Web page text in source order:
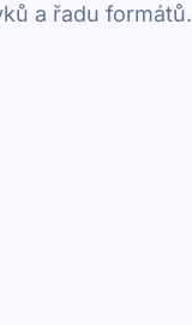
a řadu formátů.